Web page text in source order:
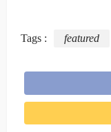
Tags : featured